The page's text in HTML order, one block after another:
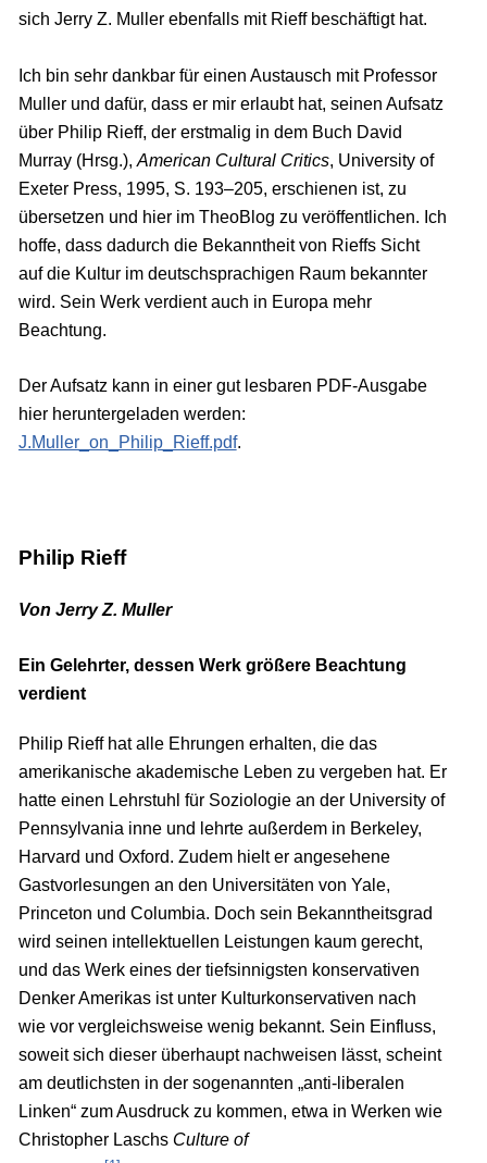
sich Jerry Z. Muller ebenfalls mit Rieff beschäftigt hat.
Ich bin sehr dankbar für einen Austausch mit Professor
Muller und dafür, dass er mir erlaubt hat, seinen Aufsatz
über Philip Rieff, der erstmalig in dem Buch David
Murray (Hrsg.), American Cultural Critics, University of
Exeter Press, 1995, S. 193–205, erschienen ist, zu
übersetzen und hier im TheoBlog zu veröffentlichen. Ich
hoffe, dass dadurch die Bekanntheit von Rieffs Sicht
auf die Kultur im deutschsprachigen Raum bekannter
wird. Sein Werk verdient auch in Europa mehr
Beachtung.
Der Aufsatz kann in einer gut lesbaren PDF-Ausgabe
hier heruntergeladen werden:
J.Muller_on_Philip_Rieff.pdf.
Philip Rieff
Von Jerry Z. Muller
Ein Gelehrter, dessen Werk größere Beachtung
verdient
Philip Rieff hat alle Ehrungen erhalten, die das
amerikanische akademische Leben zu vergeben hat. Er
hatte einen Lehrstuhl für Soziologie an der University of
Pennsylvania inne und lehrte außerdem in Berkeley,
Harvard und Oxford. Zudem hielt er angesehene
Gastvorlesungen an den Universitäten von Yale,
Princeton und Columbia. Doch sein Bekanntheitsgrad
wird seinen intellektuellen Leistungen kaum gerecht,
und das Werk eines der tiefsinnigsten konservativen
Denker Amerikas ist unter Kulturkonservativen nach
wie vor vergleichsweise wenig bekannt. Sein Einfluss,
soweit sich dieser überhaupt nachweisen lässt, scheint
am deutlichsten in der sogenannten „anti-liberalen
Linken“ zum Ausdruck zu kommen, etwa in Werken wie
Christopher Laschs Culture of